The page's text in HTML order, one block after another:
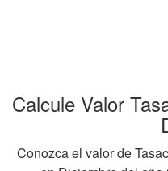
Calcule Valor
Conozca el valor de